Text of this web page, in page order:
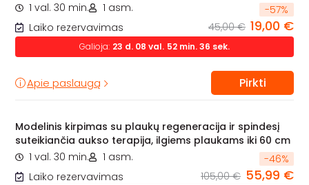
1 val. 30 min.
1 asm.
Laiko rezervavimas
-57%
45,00 € 19,00 €
Galioja: 23 d. 08 val. 52 min.34 sek.
Apie paslaugą Pirkti
Modelinis kirpimas su plaukų regeneracija ir spindesį
suteikiančia aukso terapija, ilgiems plaukams iki 60 cm
1 val. 30 min.
1 asm.
Laiko rezervavimas
-46%
105,00 € 55,99 €